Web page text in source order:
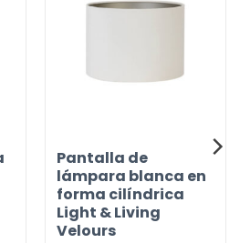
Pantalla de
lámpara blanca en
forma cilíndrica
Light & Living
Velours